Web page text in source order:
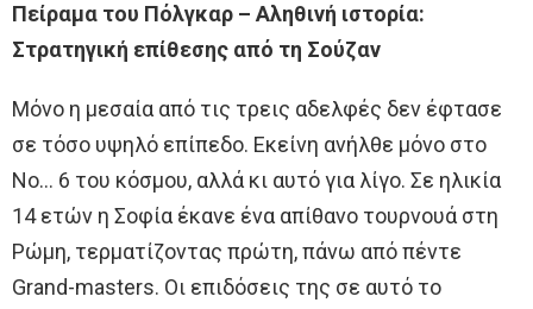
Πείραμα του Πόλγκαρ – Αληθινή ιστορία:
Στρατηγική επίθεσης από τη Σούζαν
Μόνο η μεσαία από τις τρεις αδελφές δεν έφτασε
σε τόσο υψηλό επίπεδο. Εκείνη ανήλθε μόνο στο
Νο… 6 του κόσμου, αλλά κι αυτό για λίγο. Σε ηλικία
14 ετών η Σοφία έκανε ένα απίθανο τουρνουά στη
Ρώμη, τερματίζοντας πρώτη, πάνω από πέντε
Grand-masters. Οι επιδόσεις της σε αυτό το